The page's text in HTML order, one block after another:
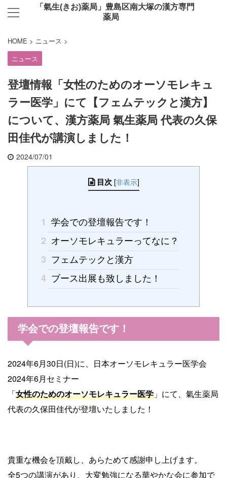
「氣生(きお)薬局」豊島区南大塚の漢方専門
薬局
HOME > ニュース >
ニュース
登壇情報「女性のためのオーソモレキュ
ラー医学」にて【フェムテックと漢方】
について、漢方薬局 氣生薬局 代表の久保
田佳代が講演しました！
2024/07/01
目次 [非表示]
1 学会での登壇報告です！
2 オーソモレキュラーってなに？
3 フェムテックと漢方
4 ブース出展も致しました！
学会での登壇報告です！
2024年6月30日(日)に、日本オーソモレキュラー医学会
2024年6月セミナー
「女性のためのオーソモレキュラー医学 」にて、氣生薬局
代表の久保田佳代が登壇いたしました！
貴重な機会を頂戴し、あらためて感謝申し上げます。
全5つの講演があり、大変勉強になる華やかな会に参加で